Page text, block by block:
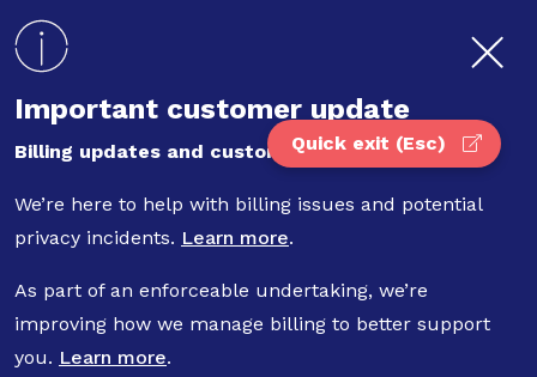
Important customer update
Billing updates and customer privacy
We’re here to help with billing issues and potential
privacy incidents. Learn more.
As part of an enforceable undertaking, we’re
improving how we manage billing to better support
you. Learn more.
Quick exit (Esc)